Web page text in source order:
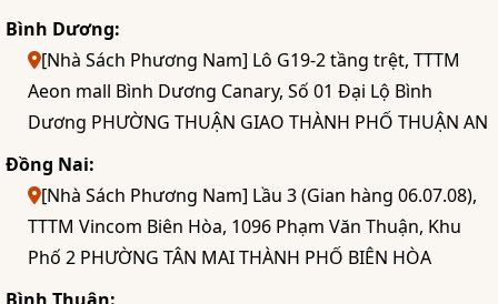
Bình Dương:
[Nhà Sách Phương Nam] Lô G19-2 tầng trệt, TTTM
Aeon mall Bình Dương Canary, Số 01 Đại Lộ Bình
Dương PHƯỜNG THUẬN GIAO THÀNH PHỐ THUẬN AN
Đồng Nai:
[Nhà Sách Phương Nam] Lầu 3 (Gian hàng 06.07.08),
TTTM Vincom Biên Hòa, 1096 Phạm Văn Thuận, Khu
Phố 2 PHƯỜNG TÂN MAI THÀNH PHỐ BIÊN HÒA
Bình Thuận: